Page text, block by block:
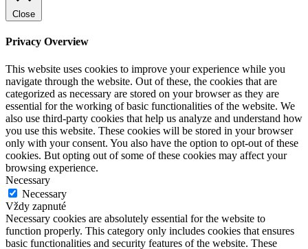
Close
Privacy Overview
This website uses cookies to improve your experience while you
navigate through the website. Out of these, the cookies that are
categorized as necessary are stored on your browser as they are
essential for the working of basic functionalities of the website. We
also use third-party cookies that help us analyze and understand how
you use this website. These cookies will be stored in your browser
only with your consent. You also have the option to opt-out of these
cookies. But opting out of some of these cookies may affect your
browsing experience.
Necessary
Necessary
Vždy zapnuté
Necessary cookies are absolutely essential for the website to
function properly. This category only includes cookies that ensures
basic functionalities and security features of the website. These